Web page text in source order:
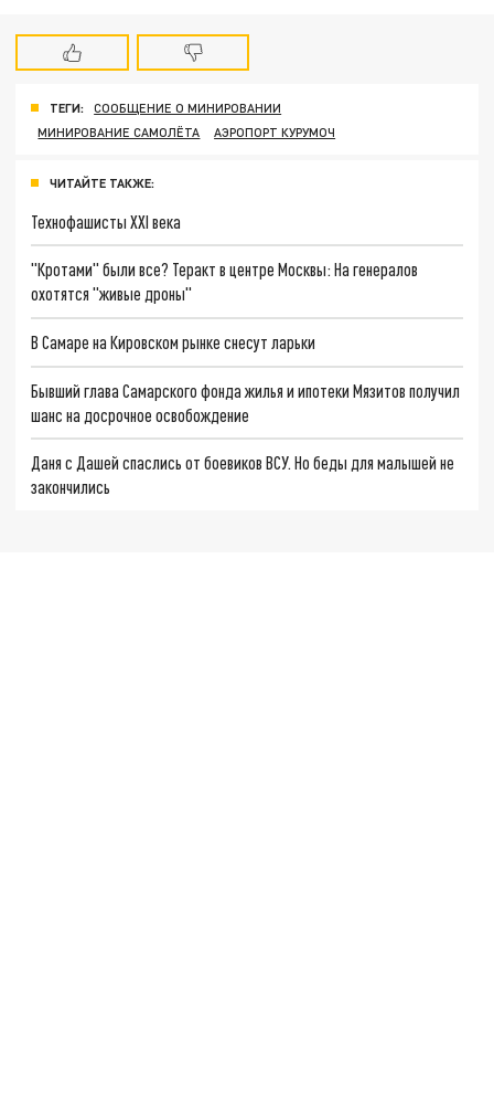
ТЕГИ:
СООБЩЕНИЕ О МИНИРОВАНИИ
МИНИРОВАНИЕ САМОЛЁТА
АЭРОПОРТ КУРУМОЧ
ЧИТАЙТЕ ТАКЖЕ:
Технофашисты XXI века
"Кротами" были все? Теракт в центре Москвы: На генералов
охотятся "живые дроны"
В Самаре на Кировском рынке снесут ларьки
Бывший глава Самарского фонда жилья и ипотеки Мязитов получил
шанс на досрочное освобождение
Даня с Дашей спаслись от боевиков ВСУ. Но беды для малышей не
закончились